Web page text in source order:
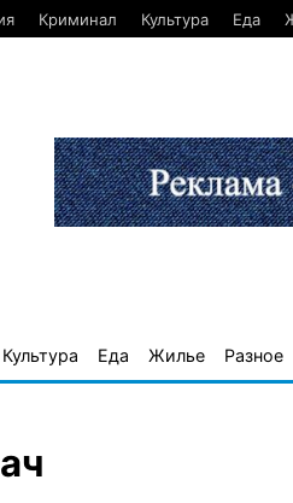
Криминал Культура Еда
Культура Еда Жилье Разное